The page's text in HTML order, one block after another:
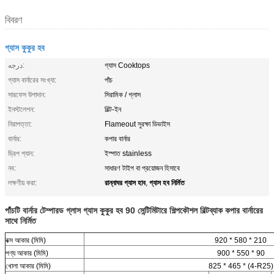
বিবরণ
গ্যাস কুকুর হব
درجه:
গ্যাস Cooktops
গ্যাস বার্নারের সংখ্যা:
পাঁচ
সারফেস উপাদান:
সিরামিক / গ্লাস
ইনস্টলেশন:
বিল্ট-ইন
নিরাপত্তা:
Flameout সুরক্ষা ডিভাইস
বার্নার:
কপার বার্নার
ড্রিপ প্যান:
ইস্পাত stainless
নব:
সাধারণ টাইপ বা প্রয়োজন হিসাবে
লক্ষণীয় করা:
রান্নাঘর গ্যাস হাব, গ্যাস হব নির্মিত
পাঁচটি বার্নার টেম্পারড গ্লাস গ্যাস কুকুর হব 90 সেন্টিমিটারে শিল্পকৌশল বিল্টব্যাক কপার বার্নারের
সাথে নির্মিত
বক্স আকার (মিমি)
920 * 580 * 210
পণ্য আকার (মিমি)
900 * 550 * 90
খোলা আকার (মিমি)
825 * 465 * (4-R25)